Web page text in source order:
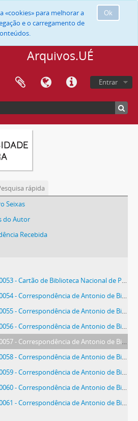
Ok
«cookies» para melhorar a
e o carregamento de
Arquivos.UÉ
Entrar
rápida
Seixas
do Autor
Recebida
- Cartão de Biblioteca Nacional de Portugal
- Correspondência de Antonio de Bianchi
- Correspondência de Antonio de Bianchi
- Correspondência de Antonio de Bianchi
0057 - Correspondência de Antonio de Bianchi
- Correspondência de Antonio de Bianchi
- Correspondência de Antonio de Bianchi
- Correspondência de Antonio de Bianchi
- Correspondência de Antonio de Bianchi